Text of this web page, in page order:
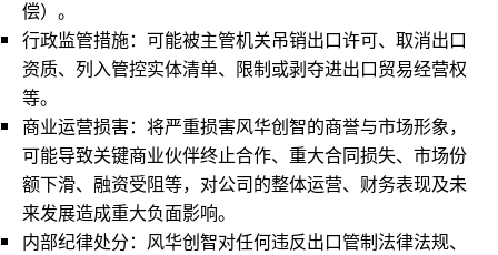
偿）。
行政监管措施：可能被主管机关吊销出口许可、取消出口
资质、列入管控实体清单、限制或剥夺进出口贸易经营权
等。
商业运营损害：将严重损害风华创智的商誉与市场形象，
可能导致关键商业伙伴终止合作、重大合同损失、市场份
额下滑、融资受阻等，对公司的整体运营、财务表现及未
来发展造成重大负面影响。
内部纪律处分：风华创智对任何违反出口管制法律法规、